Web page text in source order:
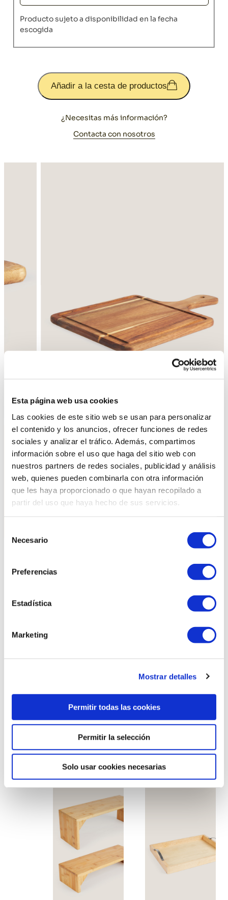
Esta página web usa cookies
Las cookies de este sitio web se usan para personalizar
el contenido y los anuncios, ofrecer funciones de redes
sociales y analizar el tráfico. Además, compartimos
información sobre el uso que haga del sitio web con
nuestros partners de redes sociales, publicidad y análisis
web, quienes pueden combinarla con otra información
que les haya proporcionado o que hayan recopilado a
partir del uso que haya hecho de sus servicios.
Necesario
Preferencias
Estadística
Marketing
Mostrar detalles
Permitir todas las cookies
Permitir la selección
Solo usar cookies necesarias
Producto sujeto a disponibilidad en la fecha
escogida
Añadir a la cesta de productos
¿Necesitas más información?
Contacta con nosotros
Atrás
Medidas
Productos relacionados
Costurero madera Bandeja bambú